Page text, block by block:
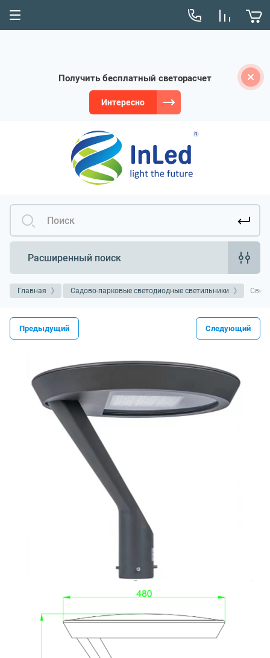
Получить бесплатный светорасчет
Интересно
Расширенный поиск
Главная Садово-парковые светодиодные светильники
Предыдущий Следующий